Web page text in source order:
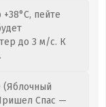
пейте
до 3 м/с. К
Спас —